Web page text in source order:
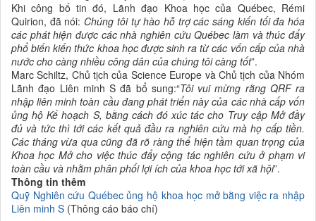
Khi công bố tin đó, Lãnh đạo Khoa học của Québec, Rémi
Quirion, đã nói: Chúng tôi tự hào hỗ trợ các sáng kiến tối đa hóa
các phát hiện được cácnhà nghiên cứuQuébec làm và thúc đẩy
phổ biến kiến thức khoa học đượcsinh ra từ các vốn cấp của nhà
nước cho càng nhiều công dân của chúng tôi càng tốt”.
Marc Schiltz, Chủ tịch của Science Europe và Chủ tịch của Nhóm
Lãnh đạo Liên minh S đã bổ sung:“Tôi vui mừng rằng QRF ra
nhập liên minh toàn cầu đang phát triển này của các nhà cấp vốn
ủnghộ Kế hoạch S, bằng cách đó xúc tác cho Truy cập Mở đầy
đủ và tức thì tới các kết quả đầu ra nghiên cứu mà họ cấp tiền.
Các tháng vừa qua cũng đã rõ ràng thể hiện tầm quan trọng của
Khoa học Mở cho việc thúc đẩy cộng tác nghiên cứu ở phạm vi
toàn cầu và nhằm phân phối lợi ích của khoa học tới xã hội”.
Thông tin thêm
Quỹ Nghiên cứu Québec ủng hộ khoa học mở bằng việc ra nhập
Liên minh S (Thông cáo báo chí)